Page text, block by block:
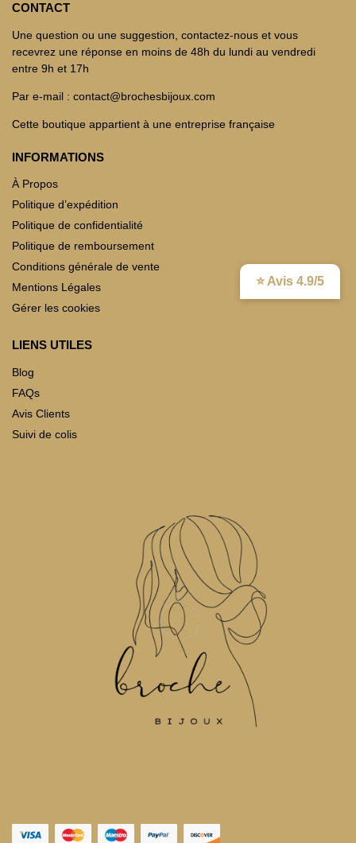
⭐ Avis 4.9/5
CONTACT
Une question ou une suggestion, contactez-nous et vous
recevrez une réponse en moins de 48h du lundi au vendredi
entre 9h et 17h
Par e-mail : contact@brochesbijoux.com
Cette boutique appartient à une entreprise française
INFORMATIONS
À Propos
Politique d’expédition
Politique de confidentialité
Politique de remboursement
Conditions générale de vente
Mentions Légales
Gérer les cookies
LIENS UTILES
Blog
FAQs
Avis Clients
Suivi de colis